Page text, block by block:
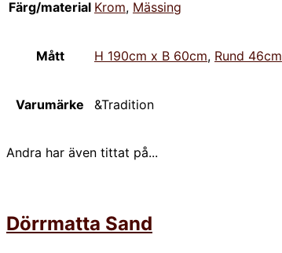
Färg/material Krom, Mässing
Mått H 190cm x B 60cm, Rund 46cm
Varumärke &Tradition
Andra har även tittat på...
Dörrmatta Sand